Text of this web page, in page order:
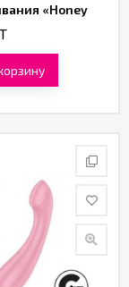
«Honey